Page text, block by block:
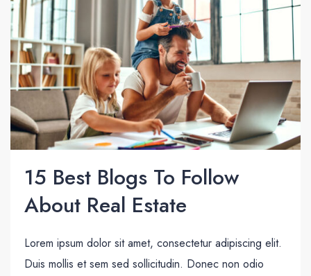
15 Best Blogs To Follow
About Real Estate
Lorem ipsum dolor sit amet, consectetur adipiscing elit.
Duis mollis et sem sed sollicitudin. Donec non odio